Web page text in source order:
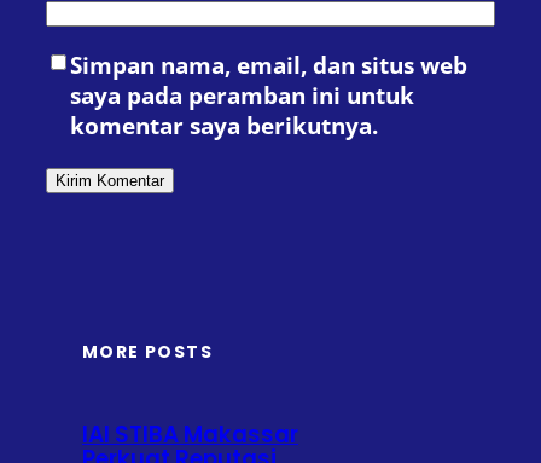
Simpan nama, email, dan situs web
saya pada peramban ini untuk
komentar saya berikutnya.
MORE POSTS
IAI STIBA Makassar